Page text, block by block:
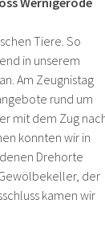
Tiere. So
in unserem
Am Zeugnistag
rund um
mit dem Zug
konnten wir in
Drehorte
der
kamen wir